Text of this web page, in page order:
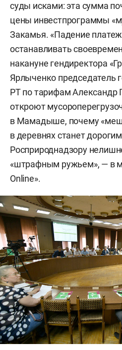
суды исками: эта сумма
цены инвестпрограммы
Закамья. «Падение
останавливать
накануне гендиректора
Ярлыченко председатель
РТ по тарифам Александр
откроют
в Мамадыше, почему
в деревнях станет
Росприроднадзору
«штрафным ружьем», — в
Online».